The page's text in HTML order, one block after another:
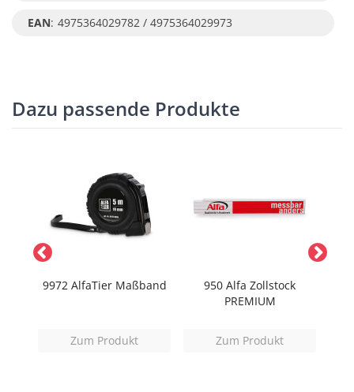
EAN: 4975364029782 / 4975364029973
Dazu passende Produkte
9972 AlfaTier Maßband
Zum Produkt
950 Alfa Zollstock
PREMIUM
Zum Produkt